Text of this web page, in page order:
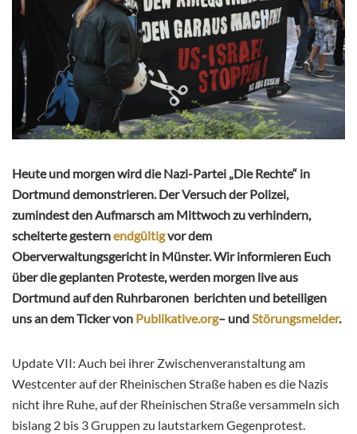
Heute und morgen wird die Nazi-Partei „Die Rechte“ in
Dortmund demonstrieren. Der Versuch der Polizei,
zumindest den Aufmarsch am Mittwoch zu verhindern,
scheiterte gesternendgültigvor dem
Oberverwaltungsgericht in Münster. Wir informieren Euch
über die geplanten Proteste, werden morgen live aus
Dortmund auf den Ruhrbaronen berichten und beteiligen
uns an dem Ticker von Publikative.org– und Störungsmelder.
Update VII: Auch bei ihrer Zwischenveranstaltung am
Westcenter auf der Rheinischen Straße haben es die Nazis
nicht ihre Ruhe, auf der Rheinischen Straße versammeln sich
bislang 2 bis 3 Gruppen zu lautstarkem Gegenprotest.